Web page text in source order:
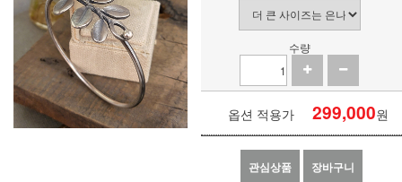
수량
옵션 적용가 299,000원
관심상품 장바구니